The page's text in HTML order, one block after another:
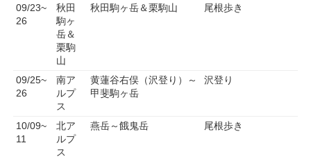
09/23~
26
秋田
駒ヶ
岳＆
栗駒
山
秋田駒ヶ岳＆栗駒山 尾根歩き
09/25~
26
南ア
ルプ
ス
黄蓮谷右俣（沢登り）～
甲斐駒ヶ岳
沢登り
10/09~
11
北ア
ルプ
ス
燕岳～餓鬼岳 尾根歩き